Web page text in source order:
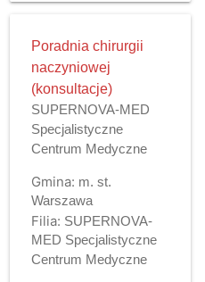
Poradnia chirurgii
naczyniowej
(konsultacje)
SUPERNOVA-MED
Specjalistyczne
Centrum Medyczne
Gmina: m. st.
Warszawa
Filia: SUPERNOVA-
MED Specjalistyczne
Centrum Medyczne